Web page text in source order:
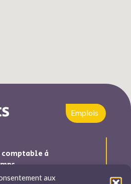
aux
Emplois
comptable à
de l’ordre des experts